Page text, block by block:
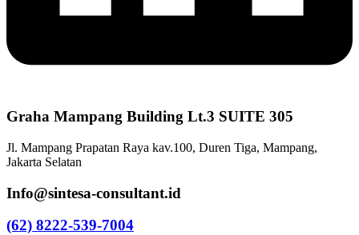
Graha Mampang Building Lt.3 SUITE 305
Jl. Mampang Prapatan Raya kav.100, Duren Tiga, Mampang,
Jakarta Selatan
Info@sintesa-consultant.id
(62) 8222-539-7004